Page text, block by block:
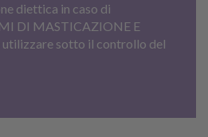
diettica in caso di
DI MASTICAZIONE E
utilizzare sotto il controllo del